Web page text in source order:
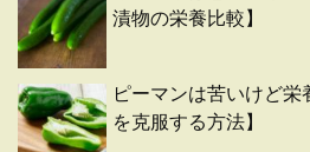
漬物の栄養比較】
ピーマンは苦いけど
を克服する方法】